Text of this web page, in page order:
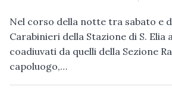
Nel corso della notte tra sabato e
Carabinieri della Stazione di S. Elia
coadiuvati da quelli della Sezione
capoluogo,…